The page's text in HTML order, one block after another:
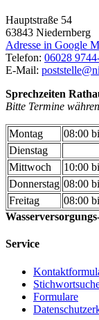
Hauptstraße 54
63843 Niedernberg
Adresse in Google
Telefon: 06028
E-Mail:
Sprechzeiten
Bitte Termine
Montag
08:00
Dienstag
Mittwoch
10:00
Donnerstag 08:00
Freitag
08:00
Service
Formulare